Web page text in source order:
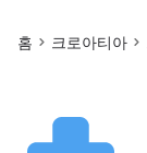
홈 크로아티아